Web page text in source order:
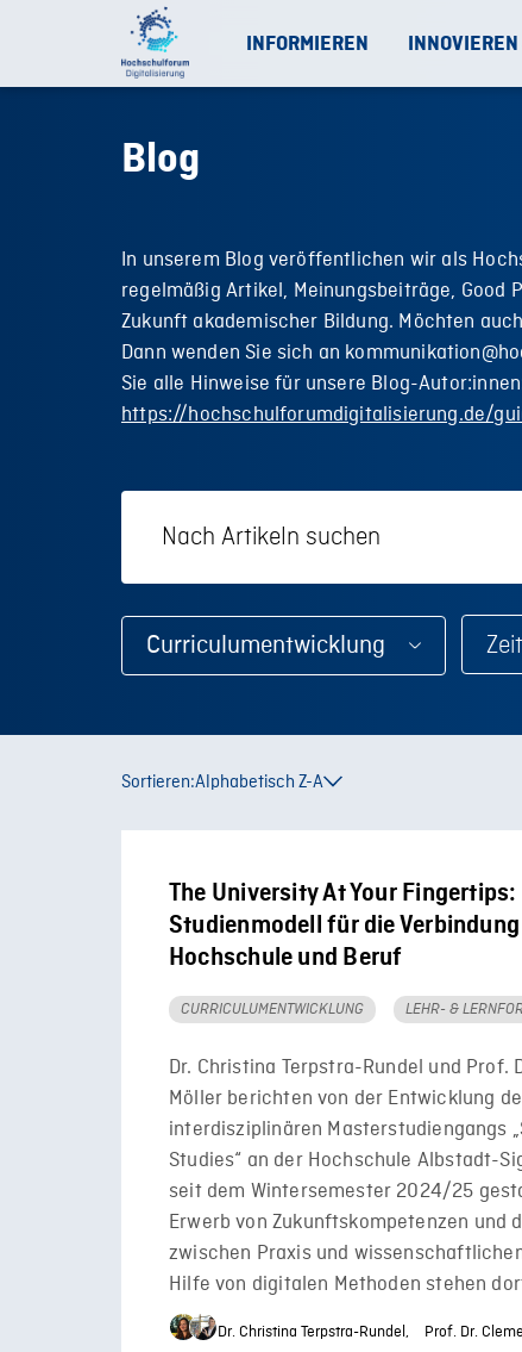
INFORMIEREN
Blog
In unserem Blog veröffentlichen wir als
regelmäßig Artikel, Meinungsbeiträge, Good
Zukunft akademischer Bildung. Möchten
Dann wenden Sie sich an
Sie alle Hinweise für unsere Blog-
https://hochschulforumdigitalisierung.de/
Curriculumentwicklung
Sortieren:Alphabetisch Z-A
The University At Your Fingertips:
Studienmodell für die
Hochschule und Beruf
CURRICULUMENTWICKLUNG LEHR- &
Dr. Christina Terpstra-Rundel und Prof.
Möller berichten von der Entwicklung
interdisziplinären Masterstudiengangs
Studies“ an der Hochschule Albstadt-
seit dem Wintersemester 2024/25
Erwerb von Zukunftskompetenzen und
zwischen Praxis und
Hilfe von digitalen Methoden stehen
Dr. Christina Terpstra-Rundel,
Prof. Dr.